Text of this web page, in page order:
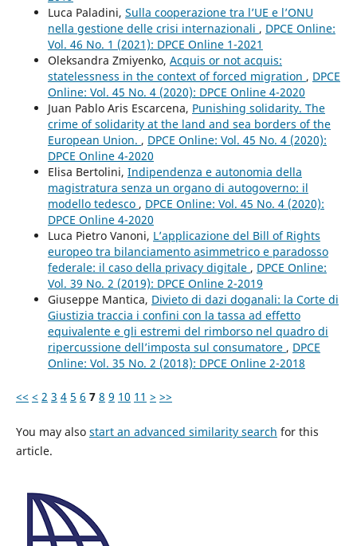
Luca Paladini, Sulla cooperazione tra l’UE e l’ONU
nella gestione delle crisi internazionali , DPCE Online:
Vol. 46 No. 1 (2021): DPCE Online 1-2021
Oleksandra Zmiyenko, Acquis or not acquis:
statelessness in the context of forced migration , DPCE
Online: Vol. 45 No. 4 (2020): DPCE Online 4-2020
Juan Pablo Aris Escarcena, Punishing solidarity. The
crime of solidarity at the land and sea borders of the
European Union. , DPCE Online: Vol. 45 No. 4 (2020):
DPCE Online 4-2020
Elisa Bertolini, Indipendenza e autonomia della
magistratura senza un organo di autogoverno: il
modello tedesco , DPCE Online: Vol. 45 No. 4 (2020):
DPCE Online 4-2020
Luca Pietro Vanoni, L’applicazione del Bill of Rights
europeo tra bilanciamento asimmetrico e paradosso
federale: il caso della privacy digitale , DPCE Online:
Vol. 39 No. 2 (2019): DPCE Online 2-2019
Giuseppe Mantica, Divieto di dazi doganali: la Corte di
Giustizia traccia i confini con la tassa ad effetto
equivalente e gli estremi del rimborso nel quadro di
ripercussione dell’imposta sul consumatore , DPCE
Online: Vol. 35 No. 2 (2018): DPCE Online 2-2018
<< < 2 3 4 5 6 7 8 9 10 11 > >>
You may also start an advanced similarity search for this
article.